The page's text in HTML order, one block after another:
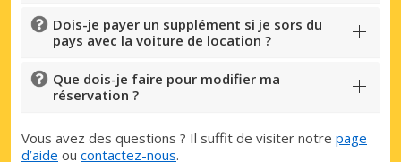
Dois-je payer un supplément si je sors du
pays avec la voiture de location ?
Que dois-je faire pour modifier ma
réservation ?
Vous avez des questions ? Il suffit de visiter notre page
d’aide ou contactez-nous.